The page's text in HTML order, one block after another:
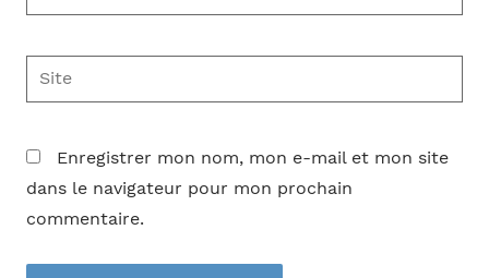
mail*
Site
Enregistrer mon nom, mon e-mail et mon site
dans le navigateur pour mon prochain
commentaire.